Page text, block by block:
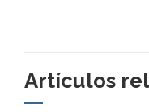
Artículos